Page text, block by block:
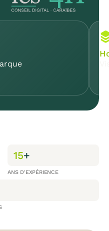
15+
ANS D'EXPÉRIENCE